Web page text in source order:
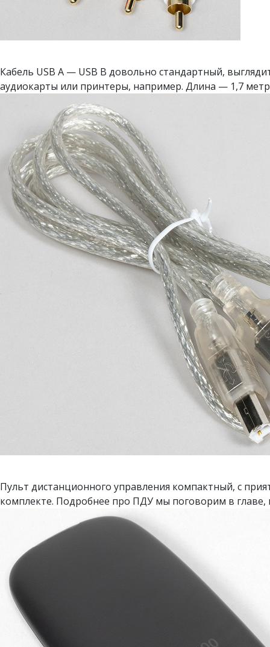
Кабель USB A — USB B довольно стандартный,
аудиокарты или принтеры, например. Длина — 1,7
Пульт дистанционного управления компактный, с
комплекте. Подробнее про ПДУ мы поговорим в